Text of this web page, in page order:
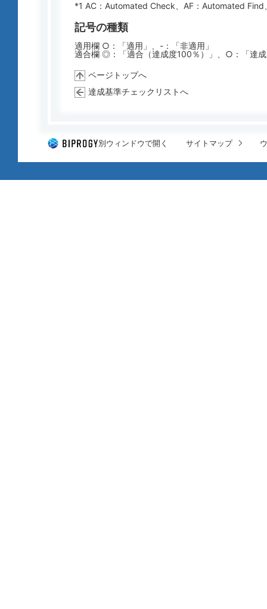
*1 AC： Automated Check 、AF： Automated Find
記号の種類
適用欄 ○：「適用」、-：「非適用」
適合欄 ◎：「適合（達成度100％）」、○：「達
ページトップへ
達成基準チェックリストへ
別ウィンドウで開く サイトマップ